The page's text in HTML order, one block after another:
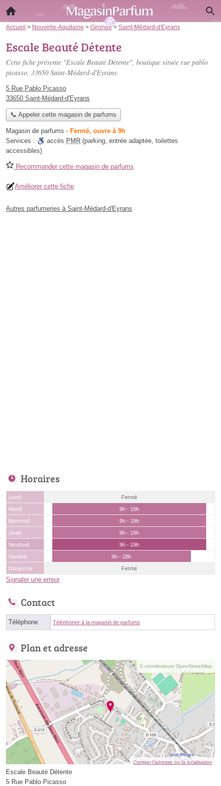
Accueil > Nouvelle-Aquitaine > Gironde> Saint-Médard-d'Eyrans
Escale Beauté Détente
Cette fiche présente "Escale Beauté Détente", boutique située rue pablo
picasso, 33650 Saint-Médard-d'Eyrans.
5 Rue Pablo Picasso
33650 Saint-Médard-d'Eyrans
📞 Appeler cette magasin de parfums
Magasin de parfums - Fermé, ouvre à 9h
Services :
accès PMR (parking, entrée adaptée, toilettes
accessibles)
Recommander cette magasin de parfums
Améliorer cette fiche
Autres parfumeries à Saint-Médard-d'Eyrans
Horaires
Lundi
Fermé
Mardi
9h - 19h
Mercredi
9h - 19h
Jeudi
9h - 19h
Vendredi
9h - 19h
Samedi
9h - 18h
Dimanche
Fermé
Signaler une erreur
Contact
Téléphone Téléphoner à la magasin de parfums
Plan et adresse
© contributeurs OpenStreetMap
Corriger l’adresse ou la localisation
Escale Beauté Détente
5 Rue Pablo Picasso